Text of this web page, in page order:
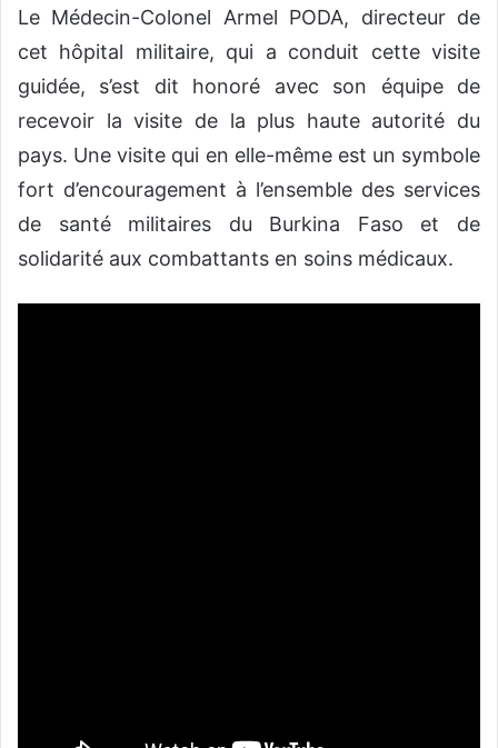
Le Médecin-Colonel Armel PODA, directeur de
cet hôpital militaire, qui a conduit cette visite
guidée, s’est dit honoré avec son équipe de
recevoir la visite de la plus haute autorité du
pays. Une visite qui en elle-même est un symbole
fort d’encouragement à l’ensemble des services
de santé militaires du Burkina Faso et de
solidarité aux combattants en soins médicaux.